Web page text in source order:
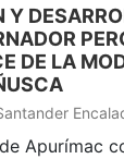
DE LA
Apurímac